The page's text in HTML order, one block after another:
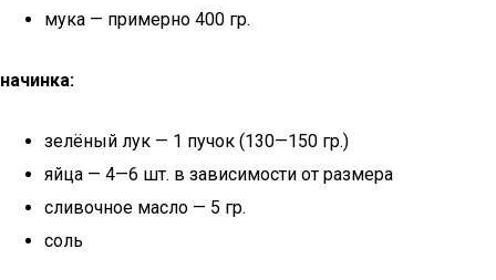
мука — примерно 400 гр.
начинка:
зелёный лук — 1 пучок (130—150 гр.)
яйца — 4—6 шт. в зависимости от размера
сливочное масло — 5 гр.
соль